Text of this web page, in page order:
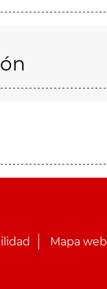
Mapa web